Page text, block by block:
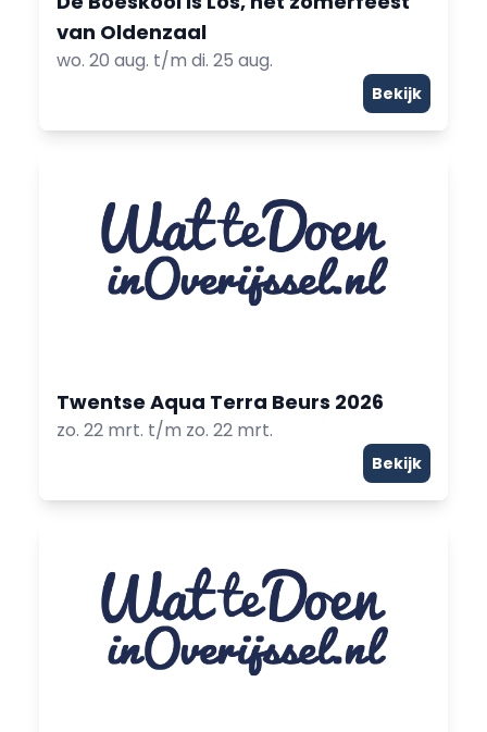
van Oldenzaal
wo. 20 aug. t/m di. 25 aug.
Bekijk
Twentse Aqua Terra Beurs 2026
zo. 22 mrt. t/m zo. 22 mrt.
Bekijk